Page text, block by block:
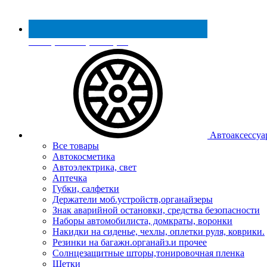
Реестр МинПромТорга
Все товары
Автокосметика
Автоэлектрика, свет
Аптечка
Губки, салфетки
Держатели моб.устройств,органайзеры
Знак аварийной остановки, средства безопасности
Наборы автомобилиста, домкраты, воронки
Накидки на сиденье, чехлы, оплетки руля, коврики.
Резинки на багажн.органайз.и прочее
Солнцезащитные шторы,тонировочная пленка
Щетки